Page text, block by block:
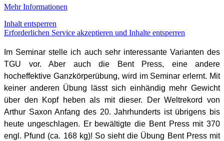
Mehr Informationen
Inhalt entsperren
Erforderlichen Service akzeptieren und Inhalte entsperren
Im Seminar stelle ich auch sehr interessante Varianten des
TGU vor. Aber auch die Bent Press, eine andere
hocheffektive Ganzkörperübung, wird im Seminar erlernt. Mit
keiner anderen Übung lässt sich einhändig mehr Gewicht
über den Kopf heben als mit dieser. Der Weltrekord von
Arthur Saxon Anfang des 20. Jahrhunderts ist übrigens bis
heute ungeschlagen. Er bewältigte die Bent Press mit 370
engl. Pfund (ca. 168 kg)! So sieht die Übung Bent Press mit